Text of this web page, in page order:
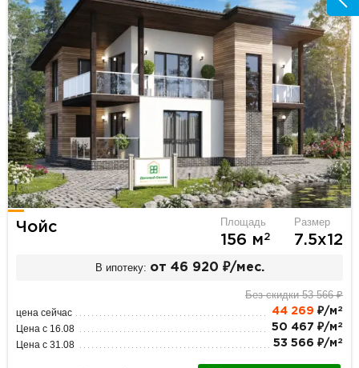
Чойс Площадь
156 м2
Размер
7.5х12
В ипотеку: от 46 920 ₽/мес.
Без скидки 53 566 ₽
цена сейчас 44 269 ₽/м 2
Цена с 16.08 50 467 ₽/м 2
Цена с 31.08 53 566 ₽/м 2